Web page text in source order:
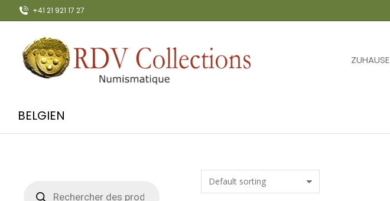
+41 21 921 17 27
ZUHAUSE
BELGIEN